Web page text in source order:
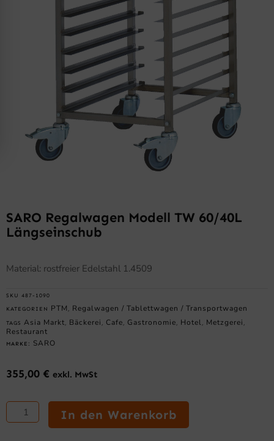
SARO Regalwagen Modell TW 60/40L
Längseinschub
Material: rostfreier Edelstahl 1.4509
SKU 487-1090
KATEGORIEN PTM Regalwagen / Tablettwagen / Transportwagen
TAGS Asia Markt Bäckerei Cafe Gastronomie Hotel Metzgerei
Restaurant
MARKE: SARO
355,00 € exkl. MwSt
SARO
Regalwagen
Modell
In den Warenkorb